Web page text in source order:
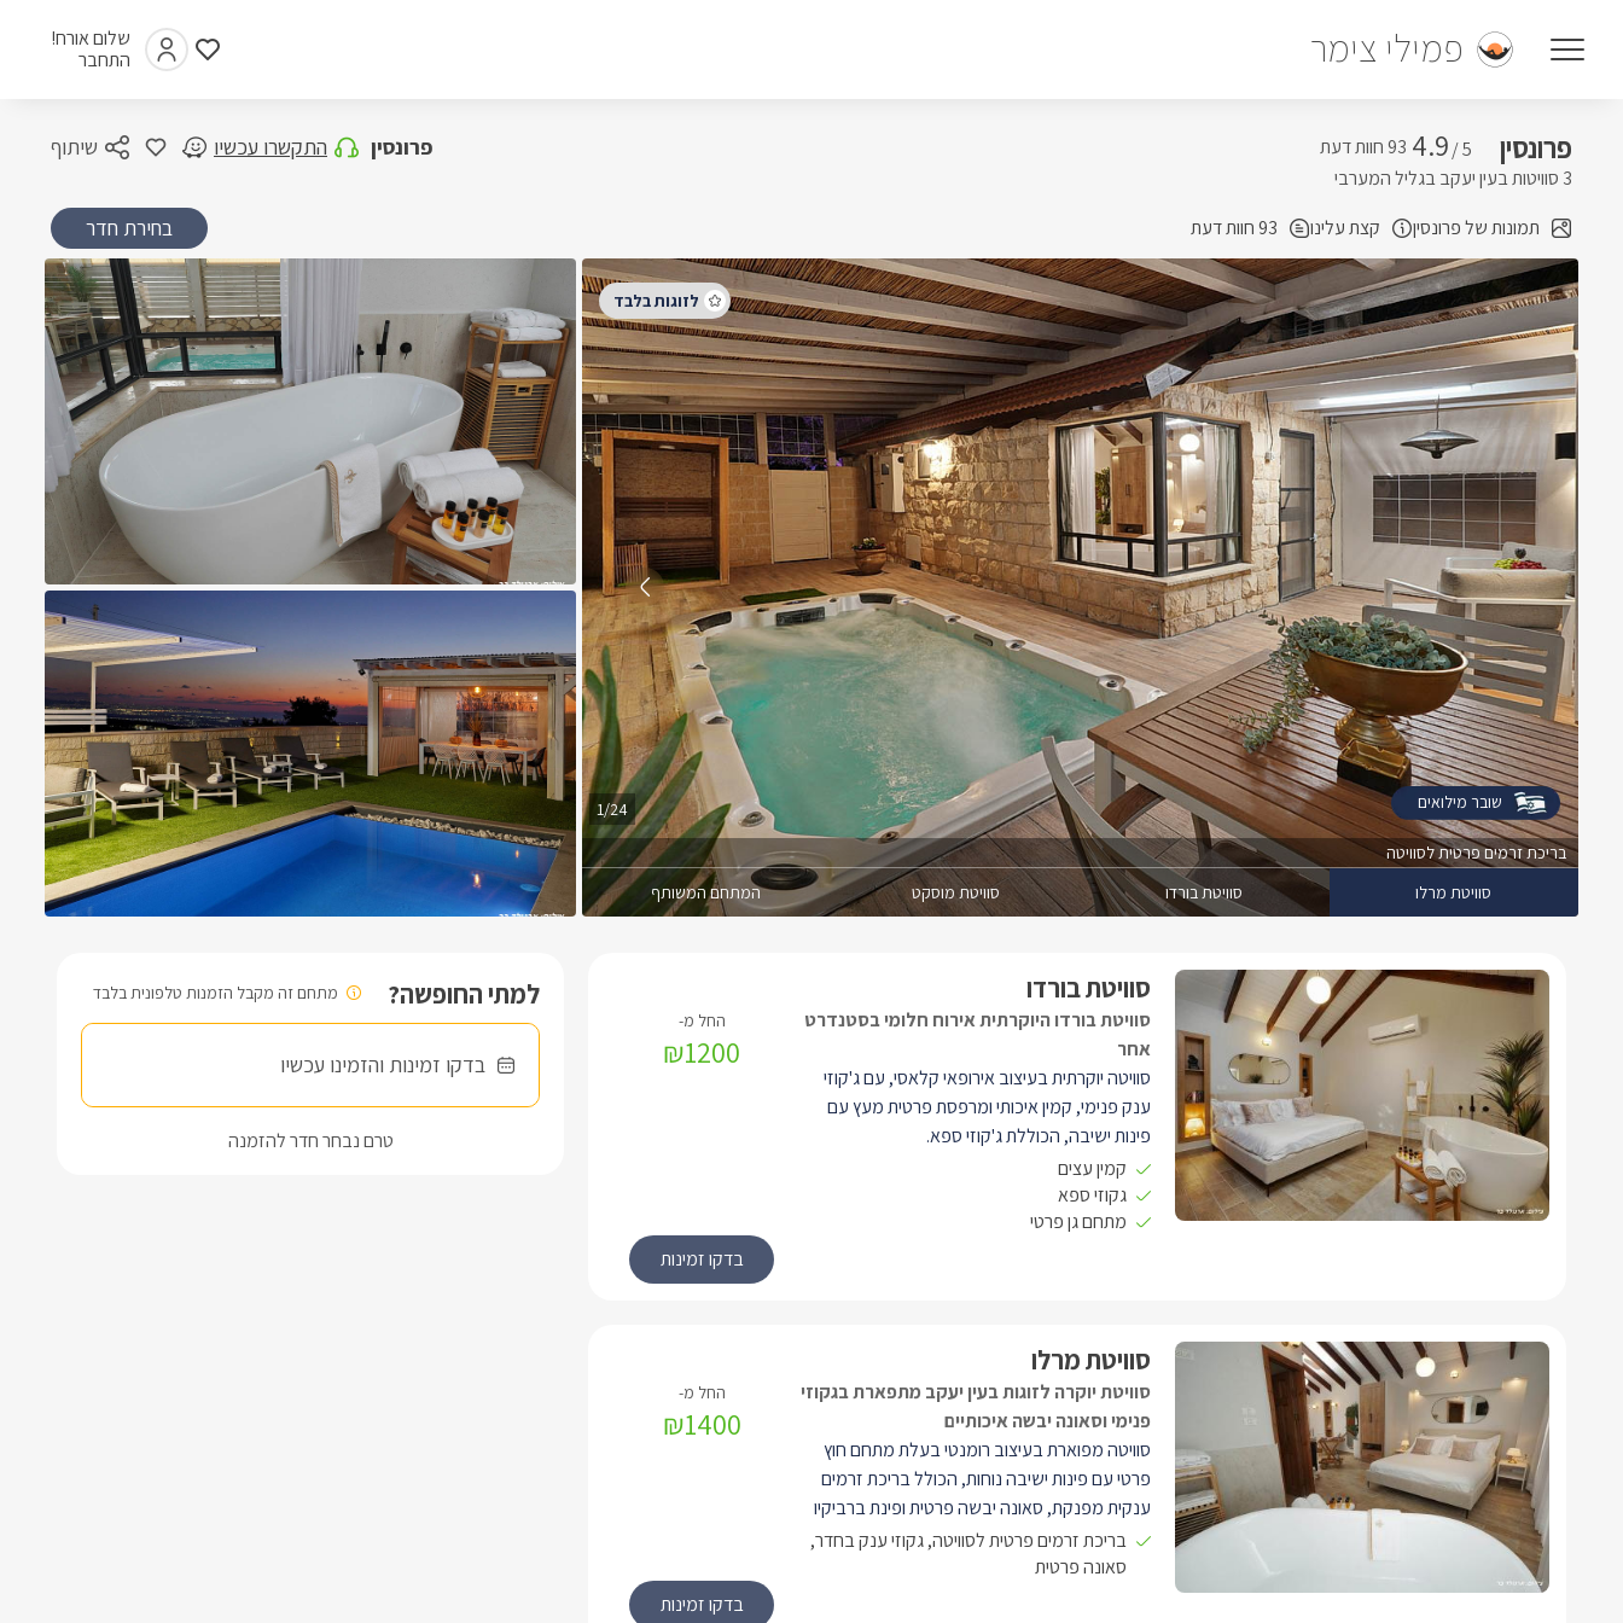
פמילי צימר
שלום אורח!
התחבר
פרונסין 5 /
4.9
3 סוויטות בעין יעקב בגליל המערבי
תמונות של פרונסין
קצת עלינו 93 חוות דעת
שיתוף פרונסין התקשרו עכשיו
בחירת חדר
בריכת זרמים פרטית לסוויטה
1/24
סוויטת מרלו סוויטת בורדו סוויטת מוסקט המתחם המשותף
שובר מילואים
למתי החופשה? מתחם זה מקבל הזמנות טלפונית בלבד
בדקו זמינות והזמינו עכשיו
טרם נבחר חדר להזמנה
סוויטת בורדו
סוויטת בורדו היוקרתית אירוח חלומי בסטנדרט
אחר
סוויטה יוקרתית בעיצוב אירופאי קלאסי, עם ג'קוזי
ענק פנימי, קמין איכותי ומרפסת פרטית מעץ עם
פינות ישיבה, הכוללת ג'קוזי ספא.
נוחות. במתחם החוץ הפרטי ישנה מרפסת פרטית
ליחידה הכוללת ג'קוזי ספא ושולחן אוכל.
קמין עצים
גקוזי ספא
מתחם גן פרטי
₪1200
סוויטת מרלו
סוויטת יוקרה לזוגות בעין יעקב מתפארת בגקוזי
פנימי וסאונה יבשה איכותיים
סוויטה מפוארת בעיצוב רומנטי בעלת מתחם חוץ
פרטי עם פינות ישיבה נוחות, הכולל בריכת זרמים
ענקית מפנקת, סאונה יבשה פרטית ופינת ברביקיו
מקצועית.
בריכת זרמים פרטית לסוויטה, גקוזי ענק בחדר,
סאונה פרטית
₪1400